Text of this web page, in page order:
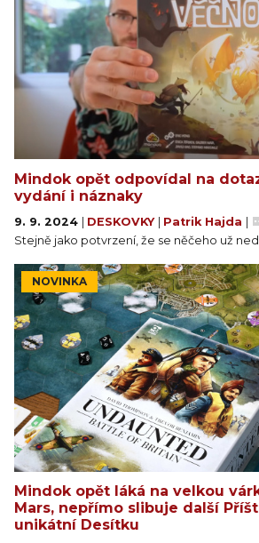
občanů, desku kmene a také
dvouvrstvou desku hráče. Na
zobrazené jedinečné schopnosti
prastaré technologie, které se
hry znovu naučit. Na dvouvrstvou
umisťujete své vlastní stroje a
pro karty.
Hlavním cílem hry je dosáhnout a
starověká naleziště. Tyto
náhodně vybrané, a protože jsou
vítězných bodů, budou v každé
strategii jinak.
Ve svém tahu provedete dvě akce:
- Zahrajete kartu (její efekt je
na kartu použijete).
- Prozkoumáte (odkryjete
novou kartu občana).
- Osídlíte (osídlíte starobylou
novou technologii).
- Postavíte továrnu (přilehlé
kterých strojových drahách
Mindok opět odpovídal na
vydání i náznaky
9. 9. 2024 DESKOVKY Patrik Hajda
Stejně jako potvrzení, že se něčeho už
NOVINKA
Mindok opět láká na velkou
Mars, nepřímo slibuje další
unikátní Desítku